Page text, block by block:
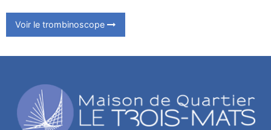
Voir le trombinoscope